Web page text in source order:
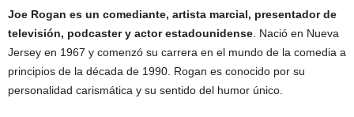
Joe Rogan es un comediante, artista marcial, presentador de
televisión, podcaster y actor estadounidense . Nació en Nueva
Jersey en 1967 y comenzó su carrera en el mundo de la comedia a
principios de la década de 1990. Rogan es conocido por su
personalidad carismática y su sentido del humor único.